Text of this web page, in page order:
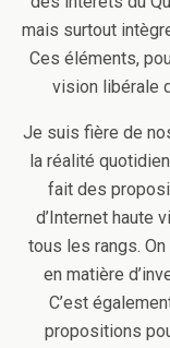
mais surtout
Ces éléments,
vision libérale
Je suis fière de
la réalité
fait des
d’Internet haute
tous les rangs.
en matière
C’est
propositions